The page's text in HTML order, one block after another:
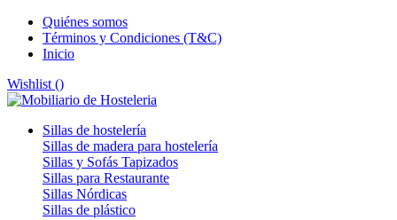
Quiénes somos
Términos y Condiciones (T&C)
Inicio
Wishlist ()
Sillas de hostelería
Sillas de madera para hostelería
Sillas y Sofás Tapizados
Sillas para Restaurante
Sillas Nórdicas
Sillas de plástico